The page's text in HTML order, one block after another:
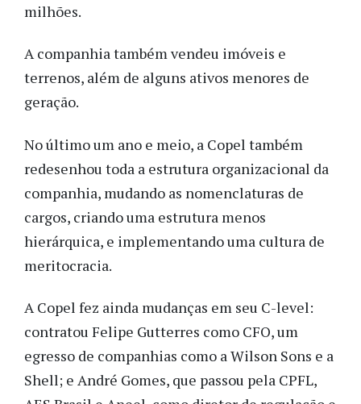
milhões.
A companhia também vendeu imóveis e
terrenos, além de alguns ativos menores de
geração.
No último um ano e meio, a Copel também
redesenhou toda a estrutura organizacional da
companhia, mudando as nomenclaturas de
cargos, criando uma estrutura menos
hierárquica, e implementando uma cultura de
meritocracia.
A Copel fez ainda mudanças em seu C-level:
contratou Felipe Gutterres como CFO, um
egresso de companhias como a Wilson Sons e a
Shell; e André Gomes, que passou pela CPFL,